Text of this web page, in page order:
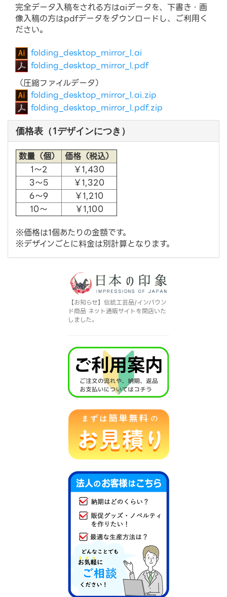
完全データ入稿をされる方はaiデータを、下書き・画
像入稿の方はpdfデータをダウンロードし、ご利用く
ださい。
folding_desktop_mirror_l.ai
folding_desktop_mirror_l.pdf
（圧縮ファイルデータ）
folding_desktop_mirror_l.ai.zip
folding_desktop_mirror_l.pdf.zip
価格表（1デザインにつき）
数量（個）
価格（税込）
1～2
￥1,430
3～5
￥1,320
6～9
￥1,210
10～
￥1,100
※価格は1個あたりの金額です。
※デザインごとに料金は別計算となります。
【お知らせ】伝統工芸品/インバウン
ド商品 ネット通販サイトを開店いた
しました。